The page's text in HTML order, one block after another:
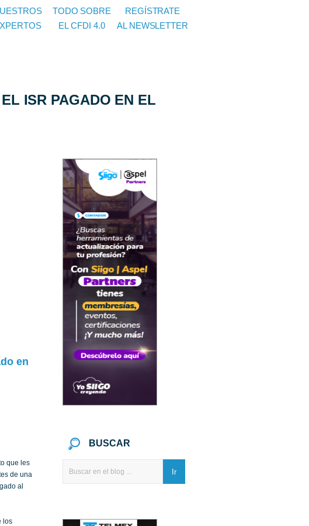
TODO SOBRE
EL CFDI 4.0
REGÍSTRATE
AL NEWSLETTER
ISR PAGADO EN EL
en
que les
de una
al
los
BUSCAR